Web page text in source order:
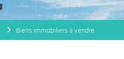
Biens immobiliers à vendre